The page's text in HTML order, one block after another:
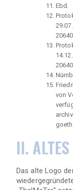
Ebd.
von
II.
Das alte Logo